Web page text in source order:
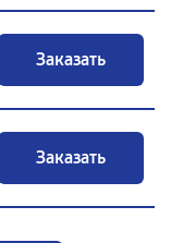
Заказать
Заказать